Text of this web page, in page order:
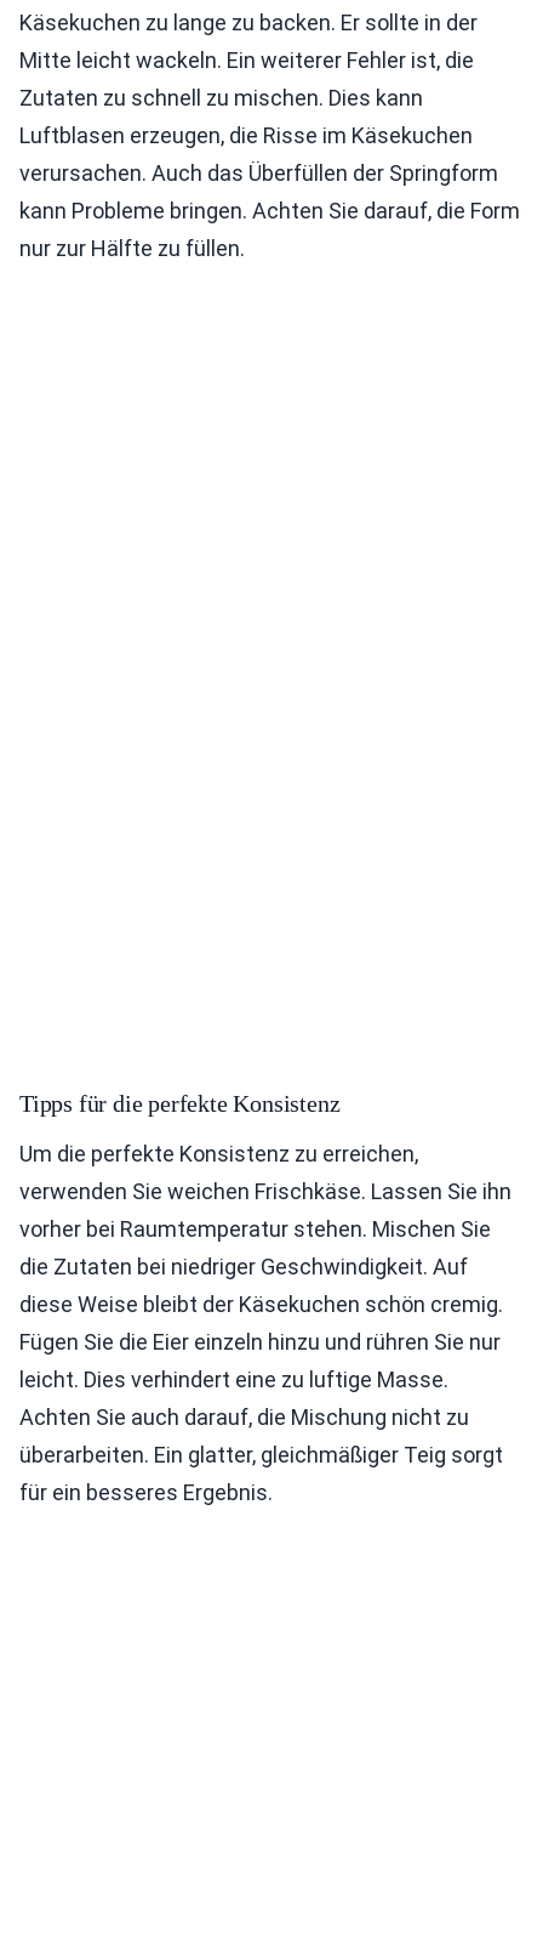
Käsekuchen zu lange zu backen. Er sollte in der
Mitte leicht wackeln. Ein weiterer Fehler ist, die
Zutaten zu schnell zu mischen. Dies kann
Luftblasen erzeugen, die Risse im Käsekuchen
verursachen. Auch das Überfüllen der Springform
kann Probleme bringen. Achten Sie darauf, die Form
nur zur Hälfte zu füllen.
Tipps für die perfekte Konsistenz
Um die perfekte Konsistenz zu erreichen,
verwenden Sie weichen Frischkäse. Lassen Sie ihn
vorher bei Raumtemperatur stehen. Mischen Sie
die Zutaten bei niedriger Geschwindigkeit. Auf
diese Weise bleibt der Käsekuchen schön cremig.
Fügen Sie die Eier einzeln hinzu und rühren Sie nur
leicht. Dies verhindert eine zu luftige Masse.
Achten Sie auch darauf, die Mischung nicht zu
überarbeiten. Ein glatter, gleichmäßiger Teig sorgt
für ein besseres Ergebnis.